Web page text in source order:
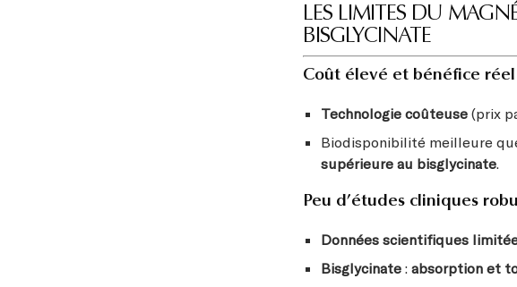
LES LIMITES DU
BISGLYCINATE
Coût élevé et bénéfice
Technologie coûteuse (prix
Biodisponibilité meilleure
supérieure au bisglycinate.
Peu d’études cliniques
Données scientifiques
Bisglycinate : absorption et